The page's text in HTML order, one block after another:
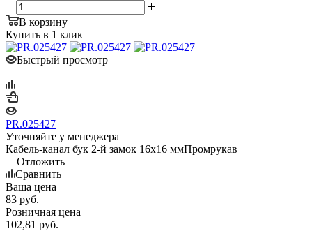
В корзину
Купить в 1 клик
Быстрый просмотр
PR.025427
Уточняйте у менеджера
Кабель-канал бук 2-й замок 16х16 ммПромрукав
Отложить
Сравнить
Ваша цена
83 руб.
Розничная цена
102,81 руб.